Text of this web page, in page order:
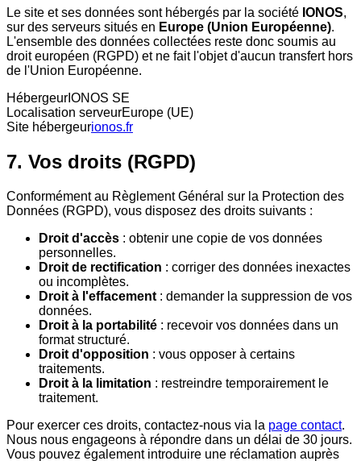
Le site et ses données sont hébergés par la société IONOS,
sur des serveurs situés en Europe (Union Européenne).
L'ensemble des données collectées reste donc soumis au
droit européen (RGPD) et ne fait l'objet d'aucun transfert hors
de l'Union Européenne.
Hébergeur IONOS SE
Localisation serveurEurope (UE)
Site hébergeurionos.fr
7. Vos droits (RGPD)
Conformément au Règlement Général sur la Protection des
Données (RGPD), vous disposez des droits suivants :
Droit d'accès : obtenir une copie de vos données
personnelles.
Droit de rectification : corriger des données inexactes
ou incomplètes.
Droit à l'effacement : demander la suppression de vos
données.
Droit à la portabilité : recevoir vos données dans un
format structuré.
Droit d'opposition : vous opposer à certains
traitements.
Droit à la limitation : restreindre temporairement le
traitement.
Pour exercer ces droits, contactez-nous via la page contact.
Nous nous engageons à répondre dans un délai de 30 jours.
Vous pouvez également introduire une réclamation auprès